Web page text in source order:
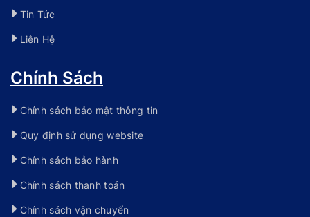
Tin Tức
Liên Hệ
Chính Sách
Chính sách bảo mật thông tin
Quy định sử dụng website
Chính sách bảo hành
Chính sách thanh toán
Chính sách vận chuyển